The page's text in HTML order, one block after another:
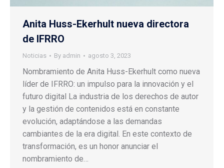
Anita Huss-Ekerhult nueva directora
de IFRRO
Noticias By admin agosto 3, 2023
Nombramiento de Anita Huss-Ekerhult como nueva
líder de IFRRO: un impulso para la innovación y el
futuro digital La industria de los derechos de autor
y la gestión de contenidos está en constante
evolución, adaptándose a las demandas
cambiantes de la era digital. En este contexto de
transformación, es un honor anunciar el
nombramiento de…